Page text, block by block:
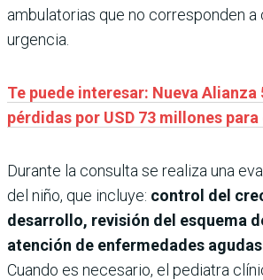
ambulatorias que no corresponden a
urgencia.
Te puede interesar: Nueva Alianza
pérdidas por USD 73 millones
Durante la consulta se realiza una
del niño, que incluye: control del
desarrollo, revisión del esquema
atención de enfermedades
Cuando es necesario, el pediatra